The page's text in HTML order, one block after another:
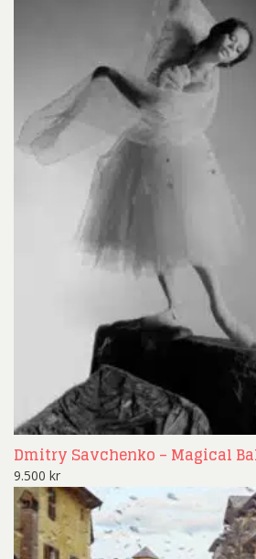
Dmitry Savchenko – Magical
9.500 kr